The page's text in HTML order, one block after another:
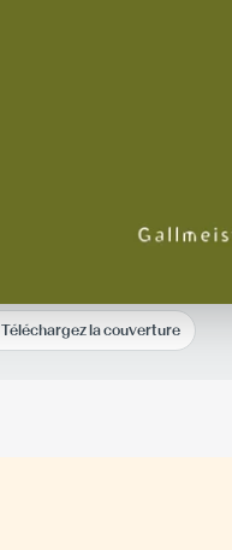
Téléchargez la couverture